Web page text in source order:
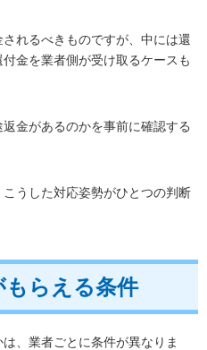
れるべきものですが、中には還
金を業者側が受け取るケースも
金があるのかを事前に確認する
うした対応姿勢がひとつの判断
もらえる条件
、業者ごとに条件が異なりま